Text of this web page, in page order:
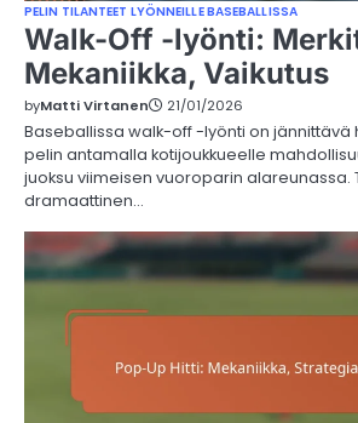
PELIN TILANTEET LYÖNNEILLE BASEBALLISSA
Walk-Off -lyönti:
Mekaniikka, Vaikutus
byMatti Virtanen 21/01/2026
Baseballissa walk-off -lyönti on jännittävä
pelin antamalla kotijoukkueelle
juoksu viimeisen vuoroparin alareunassa.
dramaattinen…